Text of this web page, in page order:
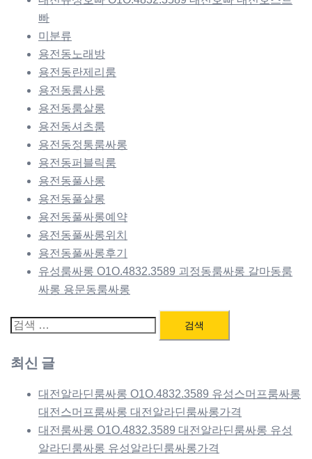
빠
미분류
용전동노래방
용전동란제리룸
용전동룸사롱
용전동룸살롱
용전동셔츠룸
용전동정통룸싸롱
용전동퍼블릭룸
용전동풀사롱
용전동풀살롱
용전동풀싸롱예약
용전동풀싸롱위치
용전동풀싸롱후기
유성룸싸롱 O1O.4832.3589 괴정동룸싸롱 갈마동룸
싸롱 용문동룸싸롱
검
최신 글
대전알라딘룸싸롱 O1O.4832.3589 유성스머프룸싸롱
대전스머프룸싸롱 대전알라딘룸싸롱가격
대전룸싸롱 O1O.4832.3589 대전알라딘룸싸롱 유성
알라딘룸싸롱 유성알라딘룸싸롱가격